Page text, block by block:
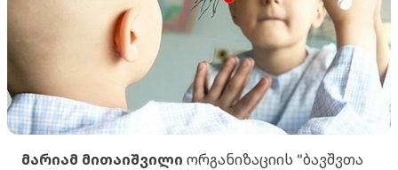
მარიამ მითაიშვილი ორგანიზაციის "ბავშვთა